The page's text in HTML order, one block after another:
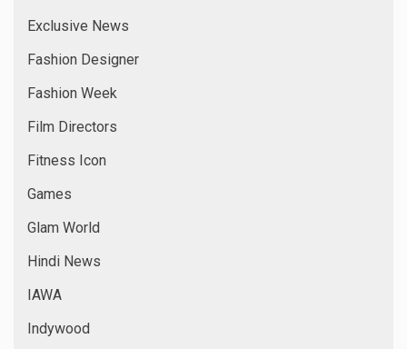
Exclusive News
Fashion Designer
Fashion Week
Film Directors
Fitness Icon
Games
Glam World
Hindi News
IAWA
Indywood